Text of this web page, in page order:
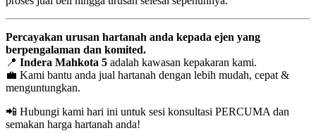
Percayakan urusan hartanah anda kepada ejen yang
berpengalaman dan komited.
📍 Indera Mahkota 5 adalah kawasan kepakaran kami.
💼 Kami bantu anda jual hartanah dengan lebih mudah, cepat &
menguntungkan.
📲 Hubungi kami hari ini untuk sesi konsultasi PERCUMA dan
semakan harga hartanah anda!